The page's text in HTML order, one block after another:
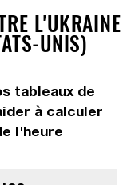
L'UKRAINE
UNIS)
tableaux de
à calculer
l'heure